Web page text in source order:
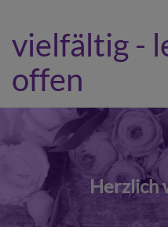
vielfältig -
offen
Herzlich